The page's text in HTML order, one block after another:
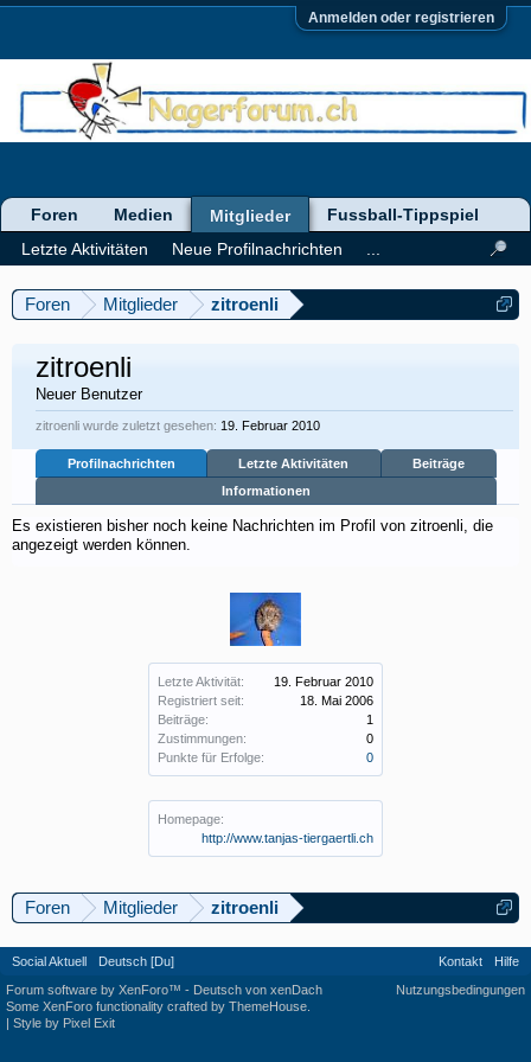
Anmelden oder registrieren
Foren Mitglieder zitroenli
Letzte Aktivität:
19. Februar 2010
Registriert seit:
18. Mai 2006
Beiträge:
1
Zustimmungen:
0
Punkte für Erfolge:
0
Homepage:
http://www.tanjas-tiergaertli.ch
zitroenli
Neuer Benutzer
zitroenli wurde zuletzt gesehen: 19. Februar 2010
Profilnachrichten Letzte Aktivitäten
Beiträge
Informationen
Es existieren bisher noch keine Nachrichten im Profil von zitroenli, die
angezeigt werden können.
Foren Mitglieder zitroenli
Foren Medien
Mitglieder
Letzte Aktivitäten
Neue Profilnachrichten
Fussball-Tippspiel
Social Aktuell Deutsch [Du] Kontakt
Hilfe
Nutzungsbedingungen
Forum software by XenForo™ - Deutsch von xenDach
Some XenForo functionality crafted by ThemeHouse
| Style by Pixel Exit